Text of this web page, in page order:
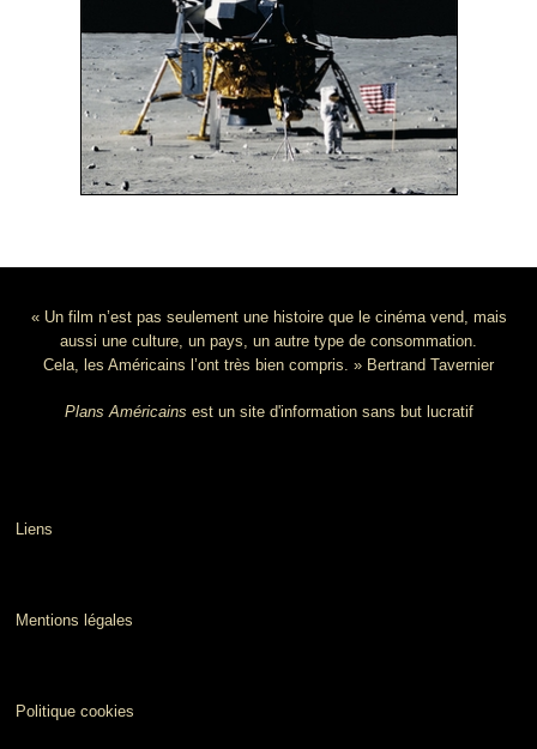
« Un film n’est pas seulement une histoire que le cinéma vend, mais
aussi une culture, un pays, un autre type de consommation.
Cela, les Américains l’ont très bien compris. » Bertrand Tavernier
Plans Américains est un site d'information sans but lucratif
Liens
Mentions légales
Politique cookies